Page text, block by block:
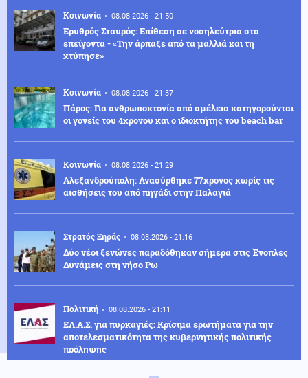
Κοινωνία 08.08.2026 - 21:50
Ερυθρός Σταυρός: Επίθεση σε νοσηλεύτρια στα
επείγοντα - «Την άρπαξε από τα μαλλιά και τη
χτύπησε»
Κοινωνία 08.08.2026 - 21:37
Πάρος: Για ανθρωποκτονία από αμέλεια κατηγορούνται
οι γονείς του 4χρονου και ο ιδιοκτήτης του beach bar
Κοινωνία 08.08.2026 - 21:29
Αλεξανδρούπολη: Ανασύρθηκε 77χρονος χωρίς τις
αισθήσεις του από πηγάδι στην Παλαγιά
Στρατός Ξηράς 08.08.2026 - 21:16
Δύο νέοι ξενώνες παραδόθηκαν σήμερα στις Ένοπλες
Δυνάμεις στη νήσο Ρω
Πολιτική 08.08.2026 - 21:11
ΕΛ.Α.Σ. για πυρκαγιές: Κρίσιμα ερωτήματα για την
αποτελεσματικότητα της κυβερνητικής πολιτικής
πρόληψης